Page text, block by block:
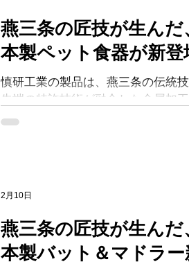
燕三条の匠技が生んだ
本製ペット食器が新登
慎研工業の製品は、燕三条の伝統
先端の特許技術が融合した金属加
す。 「載せる」「触れる」だけで、日常
して使えるよう設計されています。
法人による検証・認定も受け、品質
性にこだわった製品づくりが続けら
ます。
燕三条の匠技が生んだ
本製バット＆マドラー
2月10日